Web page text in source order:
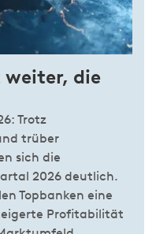
weiter, die
Trotz
trüber
sich die
2026 deutlich.
Topbanken eine
Profitabilität